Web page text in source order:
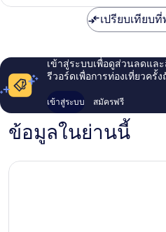
เปรียบเทียบ
เข้าสู่ระบบเพื่อดูส่วนลดแล
รีวอร์ดเพื่อการท่องเที่ยวครั้ง
เข้าสู่ระบบ สมัครฟรี
ข้อมูลในย่านนี้